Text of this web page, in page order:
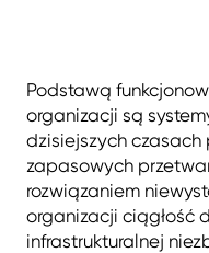
Podstawą
organizacji są
dzisiejszych
zapasowych
rozwiązaniem
organizacji ciągłość
infrastrukturalnej